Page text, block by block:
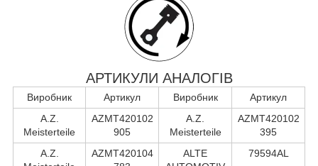
АРТИКУЛИ АНАЛОГІВ
Виробник Артикул Виробник
Артикул
A.Z.
Meisterteile
AZMT420102
905
A.Z.
Meisterteile
AZMT420102
395
A.Z.
AZMT420104
ALTE
79594AL